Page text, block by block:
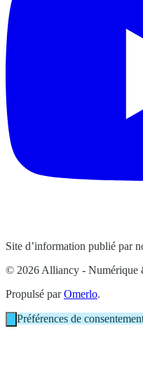
Site d’information publié par
© 2026 Alliancy - Numérique
Propulsé parOmerlo.
Préférences de